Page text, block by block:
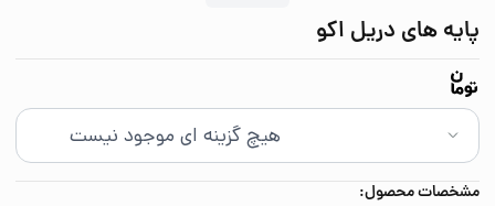
پایه های دریل اکو
مشخصات محصول: